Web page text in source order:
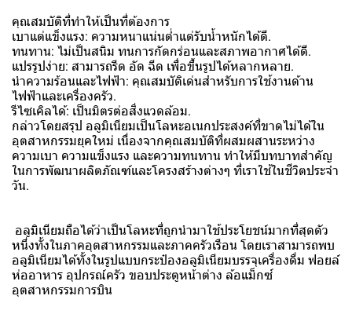
คุณสมบัติที่ทำให้เป็นที่ต้องการ
เบาแต่แข็งแรง: ความหนาแน่นต่ำแต่รับน้ำหนักได้ดี.
ทนทาน: ไม่เป็นสนิม ทนการกัดกร่อนและสภาพอากาศได้ดี.
แปรรูปง่าย: สามารถรีด อัด ฉีด เพื่อขึ้นรูปได้หลากหลาย.
นำความร้อนและไฟฟ้า: คุณสมบัติเด่นสำหรับการใช้งานด้าน
ไฟฟ้าและเครื่องครัว.
รีไซเคิลได้: เป็นมิตรต่อสิ่งแวดล้อม.
กล่าวโดยสรุป อลูมิเนียมเป็นโลหะอเนกประสงค์ที่ขาดไม่ได้ใน
อุตสาหกรรมยุคใหม่ เนื่องจากคุณสมบัติที่ผสมผสานระหว่าง
ความเบา ความแข็งแรง และความทนทาน ทำให้มีบทบาทสำคัญ
ในการพัฒนาผลิตภัณฑ์และโครงสร้างต่างๆ ที่เราใช้ในชีวิตประจำ
วัน.
อลูมิเนียมถือได้ว่าเป็นโลหะที่ถูกนำมาใช้ประโยชน์มากที่สุดตัว
หนึ่งทั้งในภาคอุตสาหกรรมและภาคครัวเรือน โดยเราสามารถพบ
อลูมิเนียมได้ทั้งในรูปแบบกระป๋องอลูมิเนียมบรรจุเครื่องดื่ม ฟอยล์
ห่ออาหาร อุปกรณ์ครัว ขอบประตูหน้าต่าง ล้อแม็กซ์
อุตสาหกรรมการบิน